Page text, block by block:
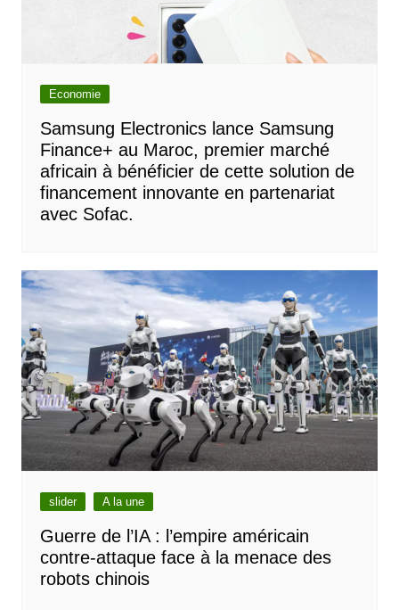
Economie
Samsung Electronics lance Samsung
Finance+ au Maroc, premier marché
africain à bénéficier de cette solution de
financement innovante en partenariat
avec Sofac.
slider A la une
Guerre de l’IA : l’empire américain
contre-attaque face à la menace des
robots chinois